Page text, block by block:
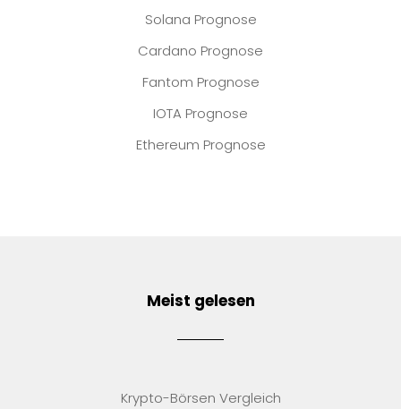
Solana Prognose
Cardano Prognose
Fantom Prognose
IOTA Prognose
Ethereum Prognose
Meist gelesen
Krypto-Börsen Vergleich